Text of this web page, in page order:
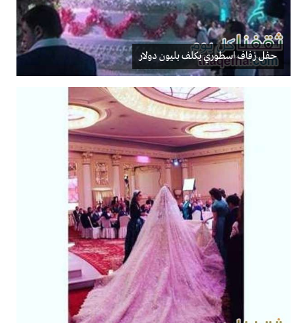
حفل زفاف اسطوري يكلف بليون دولار